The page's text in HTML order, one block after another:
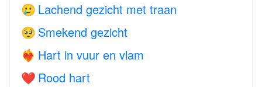
🥲 Lachend gezicht met traan
🥺 Smekend gezicht
❤️‍🔥 Hart in vuur en vlam
❤️ Rood hart